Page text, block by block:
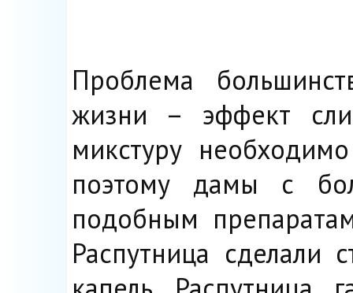
Проблема
жизни – эффект
микстуру
поэтому дамы с
подобным
Распутница сделали